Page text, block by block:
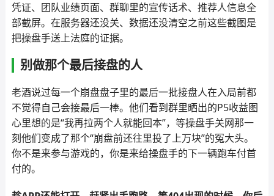
凭证、团队业绩页面、群聊里的宣传话术、推荐人信息全
部截屏。在服务器还没关、数据还没清空之前这些截图是
把操盘手送上法庭的证据。
别做那个最后接盘的人
老酒说过每一个崩盘盘子里的最后一批接盘人在入局前都
不觉得自己会接最后一棒。他们看到群里晒出的P5收益图
心里想的是“我再拉两个人就能回本”，等操盘手关网那一
刻他们变成了那个“崩盘前还往里投了上万块”的冤大头。
你不是来参与游戏的，你是来给操盘手的下一辆跑车付首
付的。